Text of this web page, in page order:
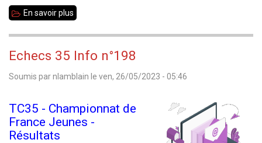
En savoir plus
Info
n°199
Echecs 35 Info n°198
Soumis parnlamblain le ven, 26/05/2023 - 05:46
TC35 - Championnat de
France Jeunes -
Résultats